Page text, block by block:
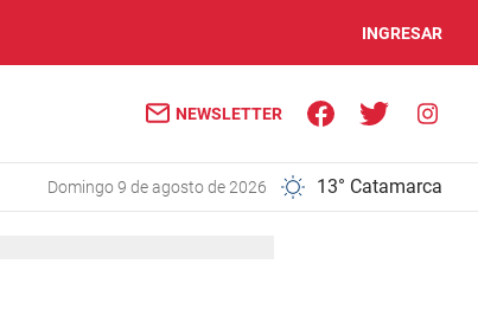
INGRESAR
NEWSLETTER
domingo 9 de agosto de 2026 13° Catamarca